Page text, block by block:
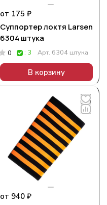
от 175 ₽
Суппортер локтя Larsen
6304 штука
0 : 3 Арт. 6304 штука
В корзину
от 940 ₽